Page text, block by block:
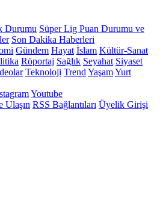
Durumu Süper Lig Puan Durumu ve
Son Dakika Haberleri
Gündem Hayat İslam Kültür-Sanat
Röportaj Sağlık Seyahat Siyaset
Teknoloji Trend YaşamYurt
Youtube
Ulaşın RSS Bağlantıları Üyelik Girişi